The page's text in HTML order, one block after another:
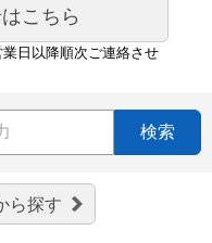
こちら
日以降順次ご連絡させ
検索
ら探す